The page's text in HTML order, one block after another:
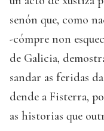
senón que, como
-cómpre non
de Galicia,
sandar as feridas
dende a Fisterra,
as historias que